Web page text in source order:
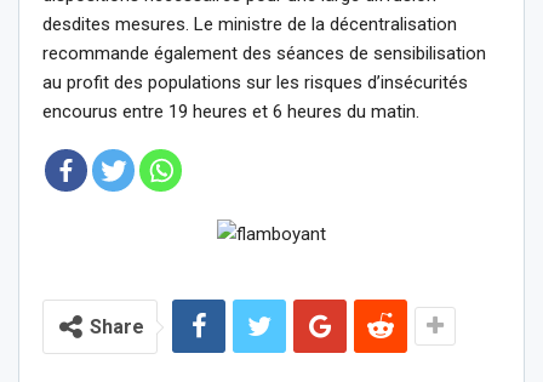
desdites mesures. Le ministre de la décentralisation
recommande également des séances de sensibilisation
au profit des populations sur les risques d’insécurités
encourus entre 19 heures et 6 heures du matin.
Share